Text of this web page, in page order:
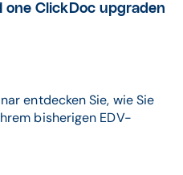
ClickDoc upgraden
entdecken Sie, wie Sie
bisherigen EDV-